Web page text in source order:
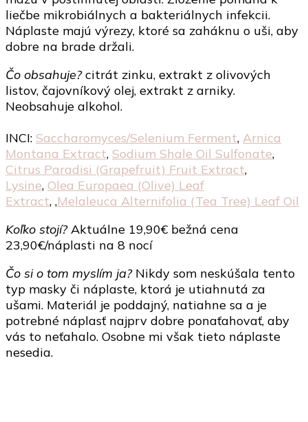
liečbe mikrobiálnych a bakteriálnych infekcii.
Náplaste majú výrezy, ktoré sa zaháknu o uši, aby
dobre na brade držali.
Čo obsahuje?citrát zinku, extrakt z olivových
listov, čajovníkový olej, extrakt z arniky.
Neobsahuje alkohol.
INCI: Saccharomyces/​Selenium Ferment, Arnica
Montana Extract, Sodium Shale Oil Sulfonate,
Citrus Paradisi (Grapefruit) Fruit Extract,
Lysine, Olea Europaea (Olive) Leaf
Extract, ,Melaleuca Alternifolia (Tea Tree) Leaf Oil
Koľko stojí?Aktuálne 19,90€ bežná cena
23,90€/náplasti na 8 nocí
Čo si o tom myslím ja?Nikdy som neskúšala tento
typ masky či náplaste, ktorá je utiahnutá za
ušami. Materiál je poddajný, natiahne sa a je
potrebné náplasť najprv dobre ponaťahovať, aby
vás to neťahalo. Osobne mi však tieto náplaste
nesedia.